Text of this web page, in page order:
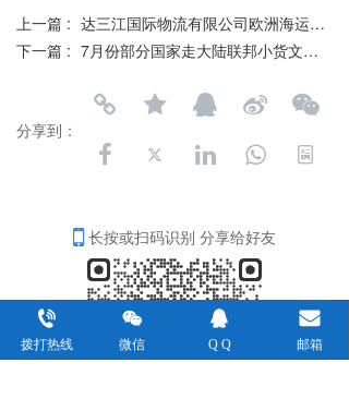
上一篇 : 达三江国际物流有限公司欧洲海运包税专线7月份价格表
下一篇 : 7月份部分国家走大陆联邦小货文件运费价格表
分享到：
长按或扫码识别 分享给好友
拨打热线 微信 Q Q 邮箱